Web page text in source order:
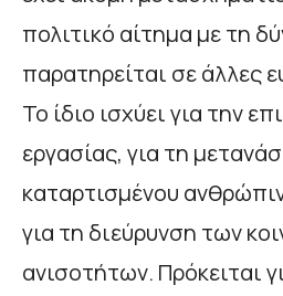
πολιτικό αίτημα με τη
παρατηρείται σε άλλες
Το ίδιο ισχύει για την
εργασίας, για τη
καταρτισμένου
για τη διεύρυνση των
ανισοτήτων. Πρόκειται